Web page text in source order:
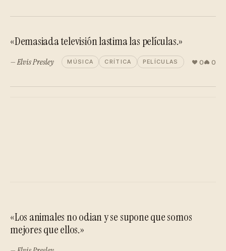
«Demasiada televisión lastima las películas.»
— Elvis Presley MÚSICA CRÍTICA PELÍCULAS 0 0
«Los animales no odian y se supone que somos
mejores que ellos.»